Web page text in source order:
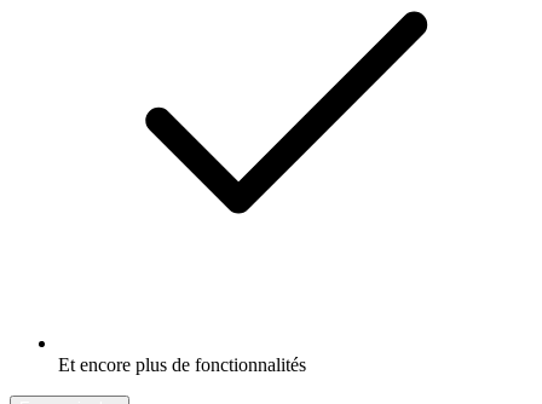
Et encore plus de fonctionnalités